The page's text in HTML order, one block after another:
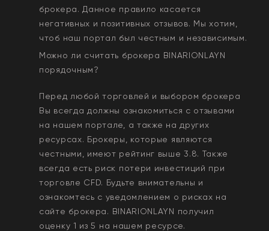
брокера. Данное правило касается
негативных и позитивных отзывов. Мы хотим,
чтоб наш портал был честным и независимым.
Можно ли считать брокера BINARIONLAYN
порядочным?
Перед любой торговлей и выбором брокера
Вы всегда должны ознакомиться с отзывами
на нашем портале, а также на других
ресурсах. Брокеры, которые являются
честными, имеют рейтинг выше 3.8. Также
всегда еcть риск потери инвестиций при
торговле CFD. Будьте внимательны и
ознакомтесь с уведомлением о рисках на
сайте брокера. BINARIONLAYN получил
оценку 1 из 5 на нашем ресурсе.